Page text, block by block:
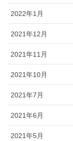
2022年1月
2021年12月
2021年11月
2021年10月
2021年7月
2021年6月
2021年5月